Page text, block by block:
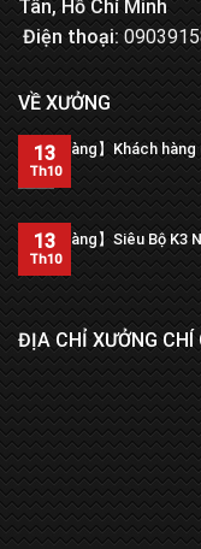
Tân, Hồ Chí Minh
Điện thoại:
VỀ XƯỞNG
【Trả hàng】Khách
xưởng?
13
Th10
【Trả hàng】Siêu Bộ K3
13
Th10
ĐỊA CHỈ XƯỞNG CHÍ